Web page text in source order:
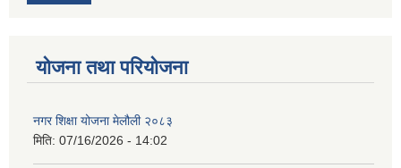
योजना तथा परियोजना
नगर शिक्षा योजना मेलौली २०८३
मिति: 07/16/2026 - 14:02